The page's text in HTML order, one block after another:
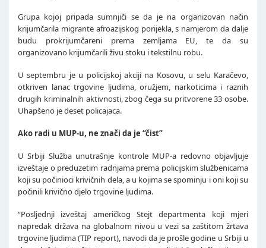
Grupa kojoj pripada sumnjiči se da je na organizovan način
krijumčarila migrante afroazijskog porijekla, s namjerom da dalje
budu prokrijumčareni prema zemljama EU, te da su
organizovano krijumčarili živu stoku i tekstilnu robu.
U septembru je u policijskoj akciji na Kosovu, u selu Karačevo,
otkriven lanac trgovine ljudima, oružjem, narkoticima i raznih
drugih kriminalnih aktivnosti, zbog čega su pritvorene 33 osobe.
Uhapšeno je deset policajaca.
Ako radi u MUP-u, ne znači da je “čist”
U Srbiji Služba unutrašnje kontrole MUP-a redovno objavljuje
izveštaje o preduzetim radnjama prema policijskim službenicama
koji su počinioci krivičnih dela, a u kojima se spominju i oni koji su
počinili krivično djelo trgovine ljudima.
“Posljednji izveštaj američkog Stejt departmenta koji mjeri
napredak država na globalnom nivou u vezi sa zaštitom žrtava
trgovine ljudima (TIP report), navodi da je prošle godine u Srbiji u